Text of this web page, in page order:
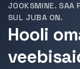
JOOKSMINE. SAA
SUL JUBA ON.
Hooli